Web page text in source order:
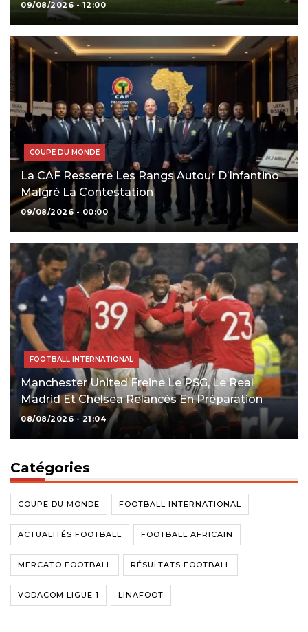
09/08/2026 - 12:00
COUPE DU MONDE
La CAF Resserre Les Rangs Autour D’Infantino
Malgré La Contestation
09/08/2026 - 00:00
FOOTBALL INTERNATIONAL
Manchester United Freine Le PSG, Le Real
Madrid Et Chelsea Relancés En Préparation
08/08/2026 - 21:04
Catégories
COUPE DU MONDE FOOTBALL INTERNATIONAL
ACTUALITÉS FOOTBALL FOOTBALL AFRICAIN
MERCATO FOOTBALL RÉSULTATS FOOTBALL
VODACOM LIGUE 1 LINAFOOT